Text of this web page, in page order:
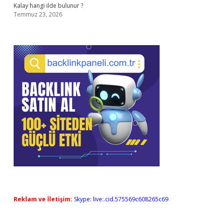
Kalay hangi ilde bulunur ?
Temmuz 23, 2026
Reklam ve İletişim: Skype: live:.cid.575569c608265c69